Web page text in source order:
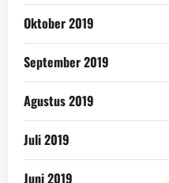
Oktober 2019
September 2019
Agustus 2019
Juli 2019
Juni 2019